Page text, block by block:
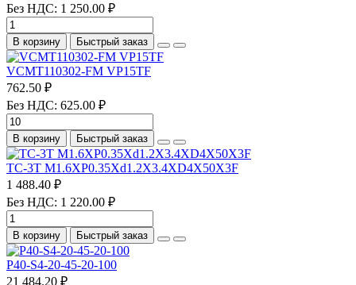
Без НДС: 1 250.00 ₽
В корзину Быстрый заказ
VCMT110302-FM VP15TF
762.50 ₽
Без НДС: 625.00 ₽
В корзину Быстрый заказ
TC-3T M1.6XP0.35Xd1.2X3.4XD4X50X3F
1 488.40 ₽
Без НДС: 1 220.00 ₽
В корзину Быстрый заказ
P40-S4-20-45-20-100
21 484.20 ₽